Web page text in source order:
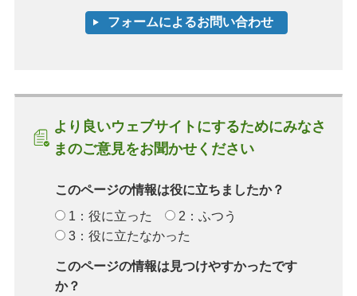
より良いウェブサイトにするためにみなさ
まのご意見をお聞かせください
このページの情報は役に立ちましたか？
1：役に立った
2：ふつう
3：役に立たなかった
このページの情報は見つけやすかったです
か？